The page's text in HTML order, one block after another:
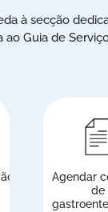
à secção
ao Guia de
Agendar
de